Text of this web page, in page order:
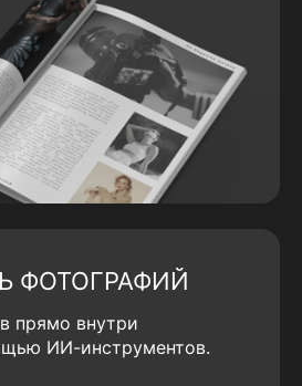
ФОТОГРАФИЙ
прямо внутри
ИИ-инструментов.